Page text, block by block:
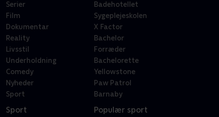
Serier
Film
Dokumentar
Reality
Livsstil
Underholdning
Comedy
Nyheder
Sport
Badehotellet
Sygeplejeskolen
X Factor
Bachelor
Forræder
Bachelorette
Yellowstone
Paw Patrol
Barnaby
Sport Populær sport